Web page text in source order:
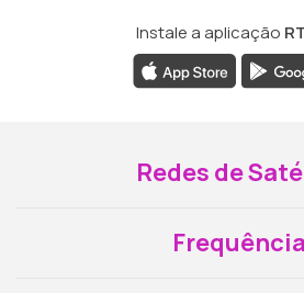
Instale a aplicação
Redes de